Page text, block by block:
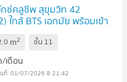
กซ์คลูซีพ สุขุมวิท 42
ใกล้ BTS เอกมัย พร้อมเข้า
m2 ชั้น 11
เดือน
01/07/2026 8:21:42